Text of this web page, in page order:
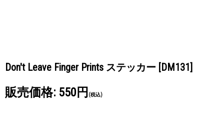
Don't Leave Finger Prints ステッカー [DM131]
販売価格: 550円 (税込)